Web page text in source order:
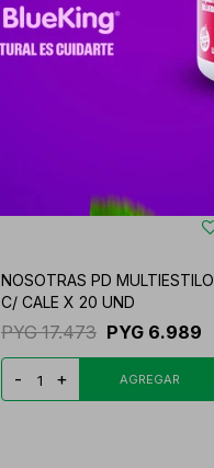
NOSOTRAS PD MULTIESTILO
C/ CALE X 20 UND
PYG 17.473 PYG 6.989
- +